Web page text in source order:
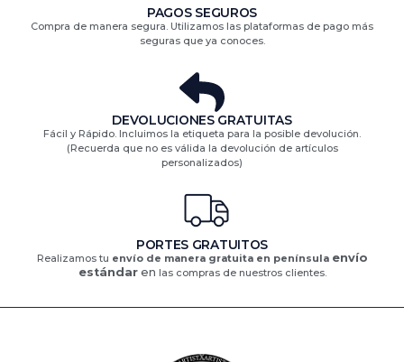
PAGOS SEGUROS
Compra de manera segura. Utilizamos las plataformas de pago más
seguras que ya conoces.
DEVOLUCIONES GRATUITAS​
Fácil y Rápido. Incluimos la etiqueta para la posible devolución.
(Recuerda que no es válida la devolución de artículos
personalizados)​
PORTES GRATUITOS
Realizamos tu envío de manera gratuita en península envío
estándaren las compras de nuestros clientes.